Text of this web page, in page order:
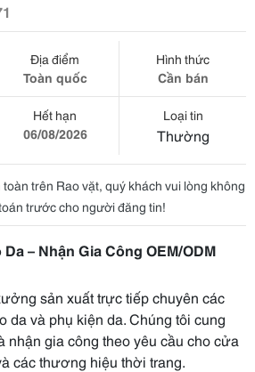
Địa điểm
Toàn quốc
Hình thức
Cần bán
Hết hạn
06/08/2026
Loại tin
Thường
trên Rao vặt, quý khách vui lòng không
trước cho người đăng tin!
– Nhận Gia Công OEM/ODM
sản xuất trực tiếp chuyên các
da và phụ kiện da. Chúng tôi cung
nhận gia công theo yêu cầu cho cửa
các thương hiệu thời trang.